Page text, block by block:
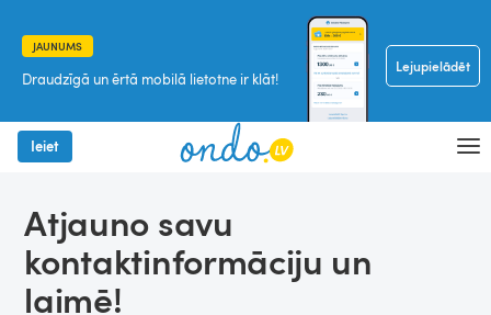
JAUNUMS
Draudzīgā un ērtā mobilā lietotne ir klāt!
Lejupielādēt
Ieiet
Atjauno savu
kontaktinformāciju un
laimē!